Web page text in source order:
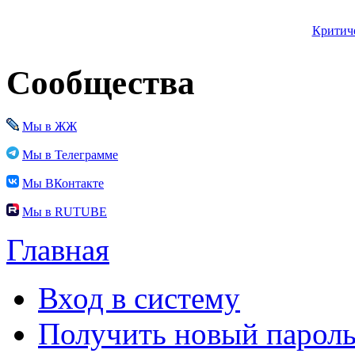
Сообщества
Мы в ЖЖ
Мы в Телеграмме
Мы ВКонтакте
Мы в RUTUBE
Главная
Вход в систему
Получить новый